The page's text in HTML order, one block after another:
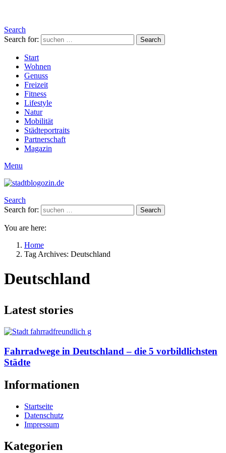
Search
Search for:
Search
Start
Wohnen
Genuss
Freizeit
Fitness
Lifestyle
Natur
Mobilität
Städteportraits
Partnerschaft
Magazin
Menu
Search
Search for:
Search
You are here:
Home
Tag Archives: Deutschland
Deutschland
Latest stories
Fahrradwege in Deutschland – die 5 vorbildlichsten
Städte
Informationen
Startseite
Datenschutz
Impressum
Kategorien